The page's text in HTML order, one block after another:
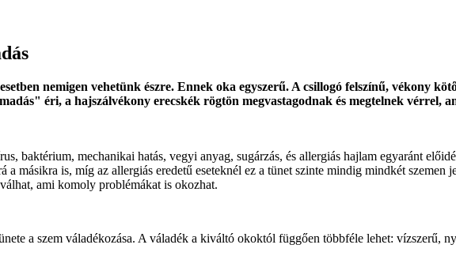
nemigen vehetünk észre. Ennek oka egyszerű. A csillogó felszínű, vékony
éri, a hajszálvékony erecskék rögtön megvastagodnak és megtelnek vérrel,
baktérium, mechanikai hatás, vegyi anyag, sugárzás, és allergiás hajlam egyaránt
másikra is, míg az allergiás eredetű eseteknél ez a tünet szinte mindig mindkét szemen
ami komoly problémákat is okozhat.
a szem váladékozása. A váladék a kiváltó okoktól függően többféle lehet: vízszerű,